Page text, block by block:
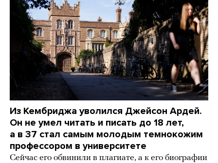
Из Кембриджа уволился Джейсон Ардей.
Он не умел читать и писать до 18 лет,
а в 37 стал самым молодым темнокожим
профессором в университете
Сейчас его обвинили в плагиате, а к его биографии